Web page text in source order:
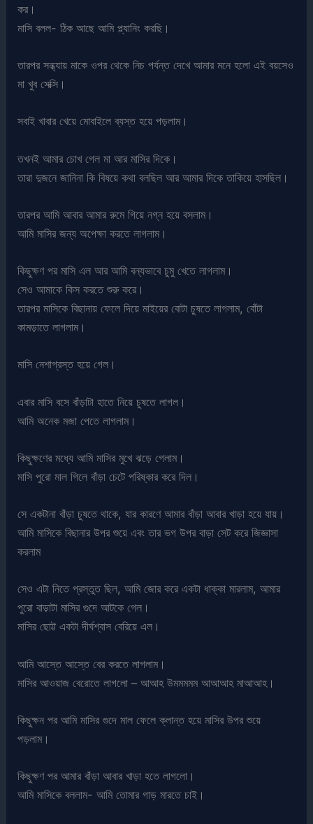
কর।
মাসি বলল- ঠিক আছে আমি প্ল্যানিং করছি।
তারপর সন্ধ্যায় মাকে ওপর থেকে নিচ পর্যন্ত দেখে আমার মনে হলো এই বয়সেও
মা খুব সেক্সি।
সবাই খাবার খেয়ে মোবাইলে ব্যস্ত হয়ে পড়লাম।
তখনই আমার চোখ গেল মা আর মাসির দিকে।
তারা দুজনে জানিনা কি বিষয়ে কথা বলছিল আর আমার দিকে তাকিয়ে হাসছিল।
তারপর আমি আবার আমার রুমে গিয়ে নগ্ন হয়ে বসলাম।
আমি মাসির জন্য অপেক্ষা করতে লাগলাম।
কিছুক্ষণ পর মাসি এল আর আমি বন্যভাবে চুমু খেতে লাগলাম।
সেও আমাকে কিস করতে শুরু করে।
তারপর মাসিকে বিছানায় ফেলে দিয়ে মাইয়ের বোটা চুষতে লাগলাম, বোঁটা
কামড়াতে লাগলাম।
মাসি নেশাগ্রস্ত হয়ে গেল।
এবার মাসি বসে বাঁড়াটা হাতে নিয়ে চুষতে লাগল।
আমি অনেক মজা পেতে লাগলাম।
কিছুক্ষণের মধ্যে আমি মাসির মুখে ঝড়ে গেলাম।
মাসি পুরো মাল গিলে বাঁড়া চেটে পরিষ্কার করে দিল।
সে একটানা বাঁড়া চুষতে থাকে, যার কারণে আমার বাঁড়া আবার খাড়া হয়ে যায়।
আমি মাসিকে বিছানার উপর শুয়ে এবং তার ভগ উপর বাড়া সেট করে জিজ্ঞাসা
করলাম
সেও এটা নিতে প্রস্তুত ছিল, আমি জোর করে একটা ধাক্কা মারলাম, আমার
পুরো বাড়াটা মাসির গুদে আটকে গেল।
মাসির ছোট্ট একটা দীর্ঘশ্বাস বেরিয়ে এল।
আমি আস্তে আস্তে বের করতে লাগলাম।
মাসির আওয়াজ বেরোতে লাগলো – আআহ উমমমমম আআআহ মাআআহ।
কিছুক্ষন পর আমি মাসির গুদে মাল ফেলে ক্লান্ত হয়ে মাসির উপর শুয়ে
পড়লাম।
কিছুক্ষণ পর আমার বাঁড়া আবার খাড়া হতে লাগলো।
আমি মাসিকে বললাম- আমি তোমার গাড় মারতে চাই।